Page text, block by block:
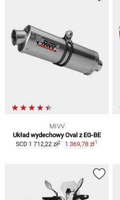
MIVV
Układ wydechowy Oval z EG-BE
SCD 1 712,22 zł2 1 369,78 zł1